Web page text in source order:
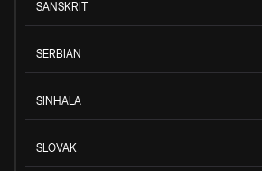
SANSKRIT
SERBIAN
SINHALA
SLOVAK